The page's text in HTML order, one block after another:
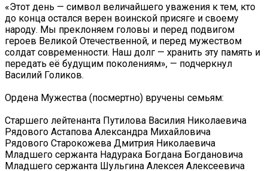
«Этот день — символ величайшего уважения к тем, кто
до конца остался верен воинской присяге и своему
народу. Мы преклоняем головы и перед подвигом
героев Великой Отечественной, и перед мужеством
солдат современности. Наш долг — хранить эту память и
передать её будущим поколениям», — подчеркнул
Василий Голиков.
Ордена Мужества (посмертно) вручены семьям:
Старшего лейтенанта Путилова Василия Николаевича
Рядового Астапова Александра Михайловича
Рядового Старокожева Дмитрия Николаевича
Младшего сержанта Надурака Богдана Богдановича
Младшего сержанта Шульгина Алексея Алексеевича